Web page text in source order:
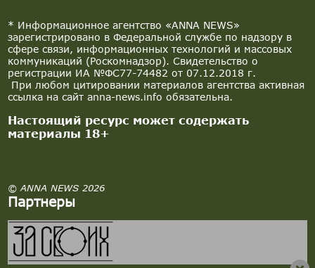
* Информационное агентство «ANNA NEWS»
зарегистрировано в Федеральной службе по надзору в
сфере связи, информационных технологий и массовых
коммуникаций (Роскомнадзор). Свидетельство о
регистрации ИА №ФС77-74482 от 07.12.2018 г.
При любом цитировании материалов агентства активная
ссылка на сайт anna-news.info обязательна.
Настоящий ресурс может содержать
материалы 18+
© ANNA NEWS 2026
Партнеры